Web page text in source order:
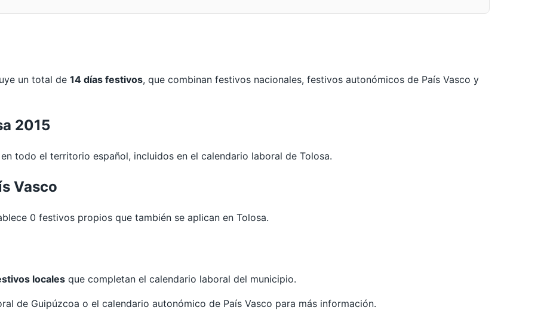
un total de 14 días festivos, que combinan festivos nacionales, festivos autonómicos de País Vasco y
2015
todo el territorio español, incluidos en el calendario laboral de Tolosa.
Vasco
0 festivos propios que también se aplican en Tolosa.
locales que completan el calendario laboral del municipio.
de Guipúzcoa o el calendario autonómico de País Vasco para más información.